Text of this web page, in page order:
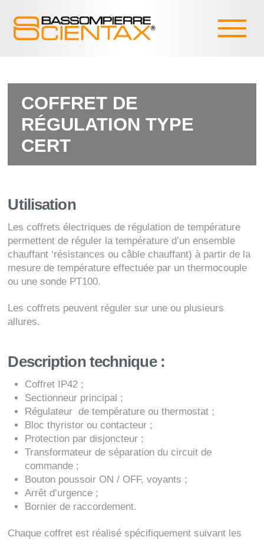
COFFRET DE
RÉGULATION TYPE
CERT
Utilisation
Les coffrets électriques de régulation de température
permettent de réguler la température d’un ensemble
chauffant ‘résistances ou câble chauffant) à partir de la
mesure de température effectuée par un thermocouple
ou une sonde PT100.
Les coffrets peuvent réguler sur une ou plusieurs
allures.
Description technique :
Coffret IP42 ;
Sectionneur principal ;
Régulateur de température ou thermostat ;
Bloc thyristor ou contacteur ;
Protection par disjoncteur ;
Transformateur de séparation du circuit de
commande ;
Bouton poussoir ON / OFF, voyants ;
Arrêt d’urgence ;
Bornier de raccordement.
Chaque coffret est réalisé spécifiquement suivant les